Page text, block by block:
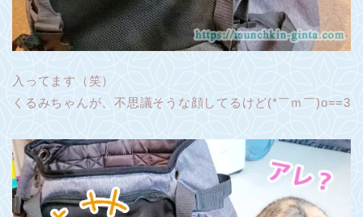
入ってます（笑）
くるみちゃんが、不思議そうな顔してるけど(*￣ｍ￣)o==3